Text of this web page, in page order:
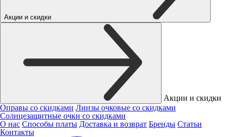
Акции и скидки
Акции и скидки
Оправы со скидками Линзы очковые со скидками
Солнцезащитные очки со скидками
О нас Способы платы Доставка и возврат Бренды Статьи
Контакты